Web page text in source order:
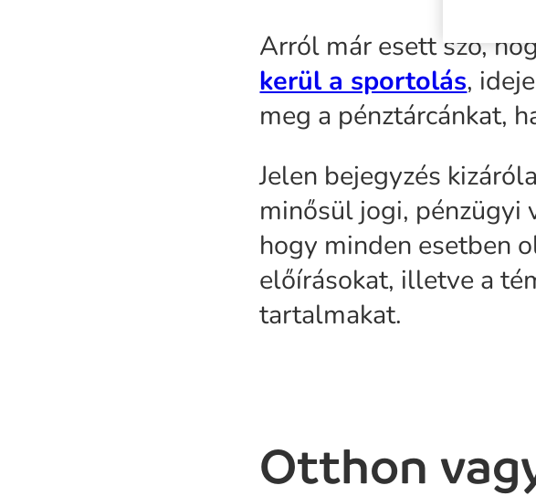
Arról már esett szó,
kerül a sportolás,
meg a pénztárcánkat,
Jelen bejegyzés
minősül jogi, pénzügyi
hogy minden esetben
előírásokat, illetve a
tartalmakat.
Otthon